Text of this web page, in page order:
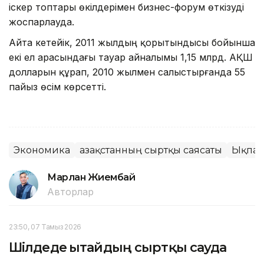
іскер топтары өкілдерімен бизнес-форум өткізуді
жоспарлауда.
Айта кетейік, 2011 жылдың қорытындысы бойынша
екі ел арасындағы тауар айналымы 1,15 млрд. АҚШ
долларын құрап, 2010 жылмен салыстырғанда 55
пайыз өсім көрсетті.
Экономика Қазақстанның сыртқы саясаты
Марлан Жиембай
Авторлар
23:50, 07 Тамыз 2026
Шілдеде Қытайдың сыртқы сауда